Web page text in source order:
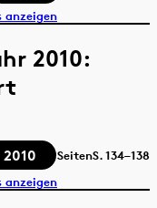
anzeigen
2010:
2010 SeitenS.134–138
anzeigen